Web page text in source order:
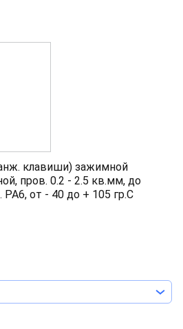
клавиши) зажимной
пров. 0.2 - 2.5 кв.мм, до
от - 40 до + 105 гр.C